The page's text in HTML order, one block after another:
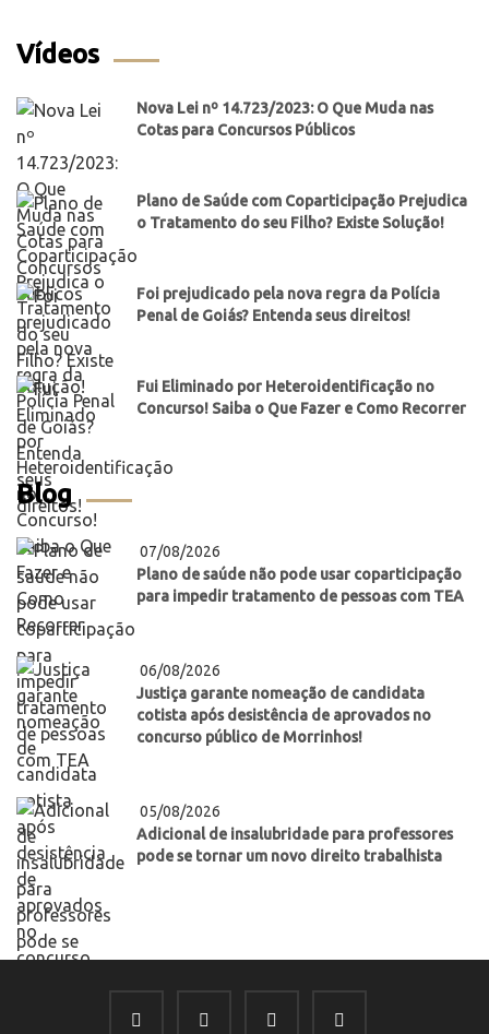
Vídeos
Nova Lei nº 14.723/2023: O Que Muda nas
Cotas para Concursos Públicos
Plano de Saúde com Coparticipação Prejudica
o Tratamento do seu Filho? Existe Solução!
Foi prejudicado pela nova regra da Polícia
Penal de Goiás? Entenda seus direitos!
Fui Eliminado por Heteroidentificação no
Concurso! Saiba o Que Fazer e Como Recorrer
Blog
07/08/2026
Plano de saúde não pode usar coparticipação
para impedir tratamento de pessoas com TEA
06/08/2026
Justiça garante nomeação de candidata
cotista após desistência de aprovados no
concurso público de Morrinhos!
05/08/2026
Adicional de insalubridade para professores
pode se tornar um novo direito trabalhista